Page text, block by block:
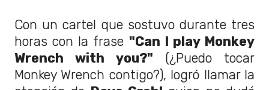
Con un cartel que sostuvo durante tres
horas con la frase "Can I play Monkey
Wrench with you?" (¿Puedo tocar
Monkey Wrench contigo?), logró llamar la